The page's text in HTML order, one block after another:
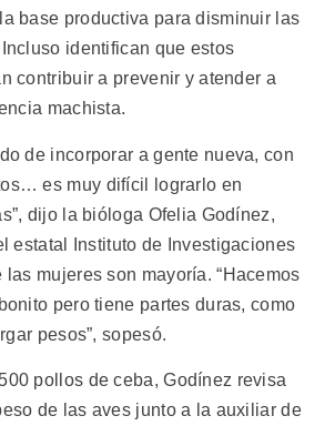
base productiva para disminuir las
identifican que estos
contribuir a prevenir y atender a
machista.
de incorporar a gente nueva, con
es muy difícil lograrlo en
dijo la bióloga Ofelia Godínez,
estatal Instituto de Investigaciones
mujeres son mayoría. “Hacemos
pero tiene partes duras, como
pesos”, sopesó.
pollos de ceba, Godínez revisa
de las aves junto a la auxiliar de